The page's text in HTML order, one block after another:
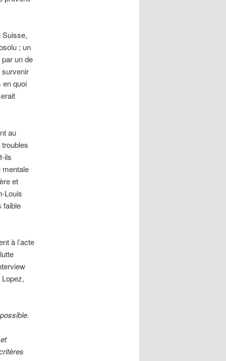
Suisse,
; un
un de
survenir
en quoi
au
ils
mentale
et
Louis
faible
à l’acte